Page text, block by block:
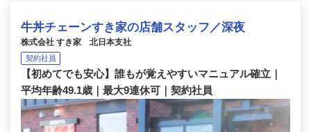
牛丼チェーンすき家の店舗スタッフ／深夜
株式会社 すき家 北日本支社
契約社員
【初めてでも安心】誰もが覚えやすいマニュアル確立｜
平均年齢49.1歳｜最大9連休可｜契約社員